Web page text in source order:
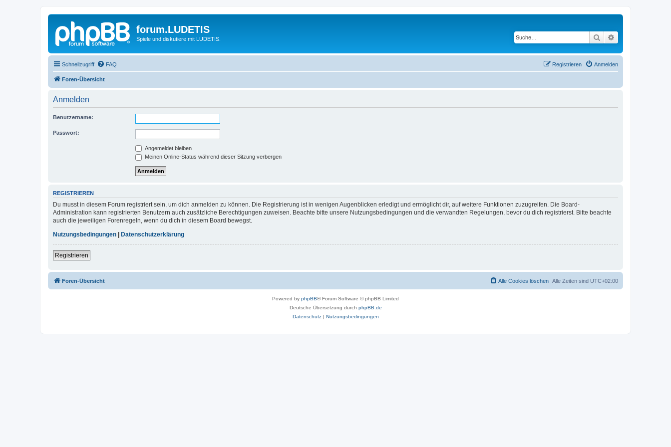
forum.LUDETIS
Spiele und diskutiere mit LUDETIS. Suche
Schnellzugriff FAQ Anmelden
Registrieren
Foren-Übersicht
Anmelden
Benutzername:
Passwort:
Angemeldet bleiben
Meinen Online-Status während dieser Sitzung verbergen
REGISTRIEREN
Du musst in diesem Forum registriert sein, um dich anmelden zu können. Die Registrierung ist in wenigen Augenblicken erledigt und ermöglicht dir, auf weitere Funktionen zuzugreifen. Die Board-
Administration kann registrierten Benutzern auch zusätzliche Berechtigungen zuweisen. Beachte bitte unsere Nutzungsbedingungen und die verwandten Regelungen, bevor du dich registrierst. Bitte beachte
auch die jeweiligen Forenregeln, wenn du dich in diesem Board bewegst.
Nutzungsbedingungen
Datenschutzerklärung
Registrieren
Foren-Übersicht Alle Zeiten sind UTC+02:00
Alle Cookies löschen
Powered by phpBB® Forum Software © phpBB Limited
Deutsche Übersetzung durch phpBB.de
Datenschutz| Nutzungsbedingungen